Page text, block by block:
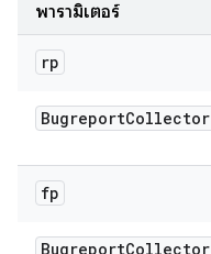
พารามิเตอร์
rp
BugreportCollector
fp
BugreportCollector